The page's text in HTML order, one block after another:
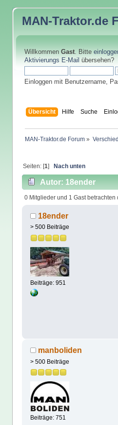
MAN-Traktor.de
Willkommen Gast. Bitte
Aktivierungs E-Mail übersehen?
Einloggen mit Benutzername,
Übersicht Hilfe Suche
MAN-Traktor.de Forum »
Seiten: [1] Nach unten
Autor: 18ender
0 Mitglieder und 1 Gast betrachten
18ender
> 500 Beiträge
Beiträge: 951
manboliden
> 500 Beiträge
Beiträge: 751